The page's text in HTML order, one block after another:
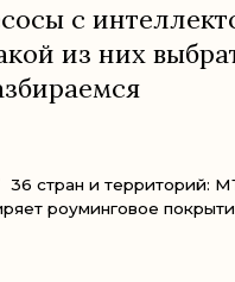
с
из них
36 стран и территорий:
роуминговое